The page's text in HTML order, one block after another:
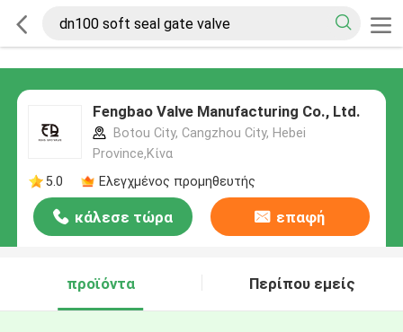
Fengbao Valve Manufacturing Co., Ltd.
Botou City, Cangzhou City, Hebei
Province,Κίνα
5.0
Ελεγχμένος προμηθευτής
κάλεσε τώρα επαφή
προϊόντα Περίπου εμείς